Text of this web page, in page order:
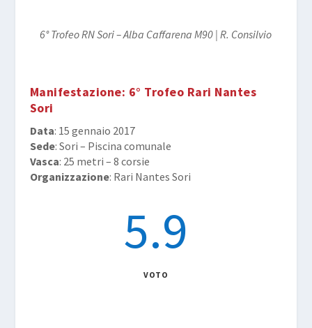
6° Trofeo RN Sori – Alba Caffarena M90 | R. Consilvio
Manifestazione: 6° Trofeo Rari Nantes
Sori
Data: 15 gennaio 2017
Sede: Sori – Piscina comunale
Vasca: 25 metri – 8 corsie
Organizzazione: Rari Nantes Sori
5.9
VOTO